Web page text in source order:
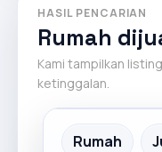
HASIL PENCARIAN
Rumah
Kami tampilkan
ketinggalan.
Rumah